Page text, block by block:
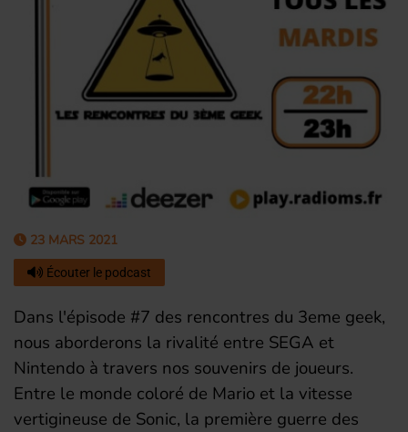
23 MARS 2021
Écouter le podcast
Dans l'épisode #7 des rencontres du 3eme geek,
nous aborderons la rivalité entre SEGA et
Nintendo à travers nos souvenirs de joueurs.
Entre le monde coloré de Mario et la vitesse
vertigineuse de Sonic, la première guerre des